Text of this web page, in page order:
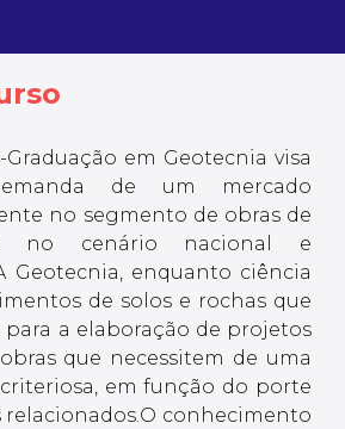
em Geotecnia visa
de um mercado
no segmento de obras de
no cenário nacional e
Geotecnia, enquanto ciência
de solos e rochas que
para a elaboração de projetos
que necessitem de uma
em função do porte
relacionados.O conhecimento